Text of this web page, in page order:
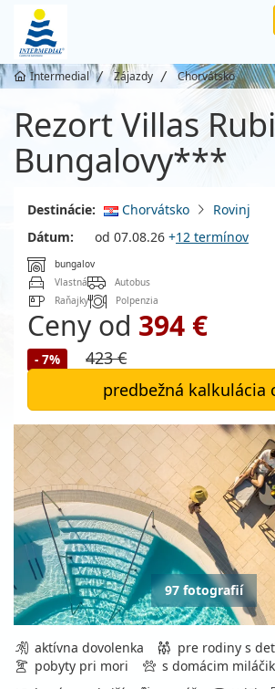
Intermedial Zájazdy Chorvátsko
Rezort Villas
Bungalovy***
Destinácie: Chorvátsko
Rovinj
Dátum:
od 07.08.26 +12 termínov
bungalov
Vlastná
Autobus
Raňajky
Polpenzia
Ceny od 394 €
- 7%
423 €
predbežná kalkulácia
97 fotografií
aktívna dovolenka
pre rodiny s
pobyty pri mori
s domácim